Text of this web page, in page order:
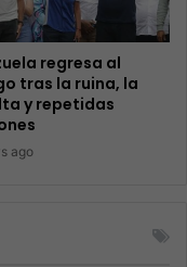
regresa al
tras la ruina, la
y repetidas
ago